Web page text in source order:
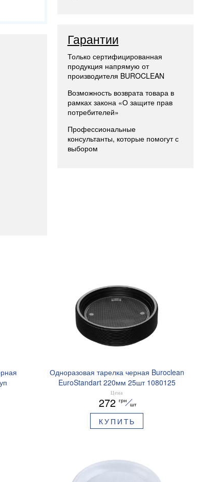
Гарантии
Только сертифицированная
продукция напрямую от
производителя BUROCLEAN
Возможность возврата товара в
рамках закона «О защите прав
потребителей»
Профессиональные
консультанты, которые помогут с
выбором
Одноразовая тарелка черная Buroclean
EuroStandart 220мм 25шт 1080125
Цена
272 грн
шт
КУПИТЬ